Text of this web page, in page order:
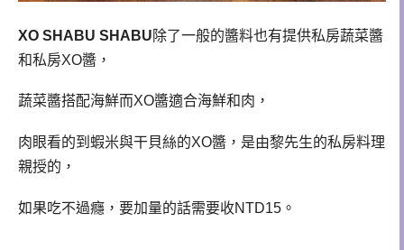
XO SHABU SHABU除了一般的醬料也有提供私房蔬菜醬
和私房XO醬，
蔬菜醬搭配海鮮而XO醬適合海鮮和肉，
肉眼看的到蝦米與干貝絲的XO醬，是由黎先生的私房料理
親授的，
如果吃不過癮，要加量的話需要收NTD15。